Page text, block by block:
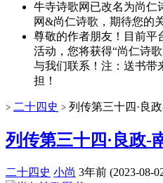
牛寺诗歌网已改名为尚仁
网&尚仁诗歌，期待您的
尊敬的作者朋友！目前平
活动，您将获得“尚仁诗
与我们联系！注：送书带
担！
> 二十四史 > 列传第三十四·良
列传第三十四·良政-
二十四史 小尚 3年前 (2023-08-